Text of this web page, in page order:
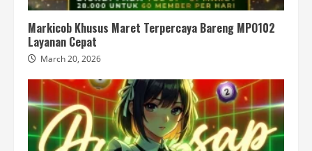
Markicob Khusus Maret Terpercaya Bareng MPO102
Layanan Cepat
March 20, 2026